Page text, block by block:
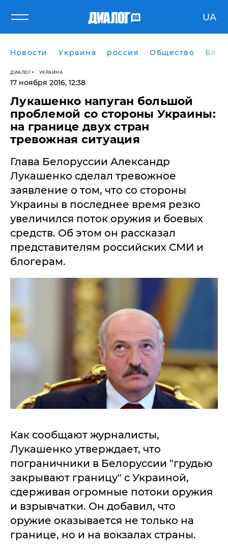
UA
Новости Украина россия Общество
ДИАЛОГ УКРАИНА
17 ноября 2016, 12:38
Лукашенко напуган большой
проблемой со стороны Украины:
на границе двух стран
тревожная ситуация
​Глава Белоруссии Александр
Лукашенко сделал тревожное
заявление о том, что со стороны
Украины в последнее время резко
увеличился поток оружия и боевых
средств. Об этом он рассказал
представителям российских СМИ и
блогерам.
Как сообщают журналисты,
Лукашенко утверждает, что
пограничники в Белоруссии "грудью
закрывают границу" с Украиной,
сдерживая огромные потоки оружия
и взрывчатки. Он добавил, что
оружие оказывается не только на
границе, но и на вокзалах страны.